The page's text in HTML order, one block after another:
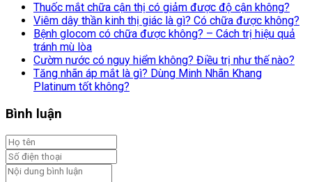
Thuốc mắt chữa cận thị có giảm được độ cận không?
Viêm dây thần kinh thị giác là gì? Có chữa được không?
Bệnh glocom có chữa được không? – Cách trị hiệu quả
tránh mù lòa
Cườm nước có nguy hiểm không? Điều trị như thế nào?
Tăng nhãn áp mắt là gì? Dùng Minh Nhãn Khang
Platinum tốt không?
Bình luận